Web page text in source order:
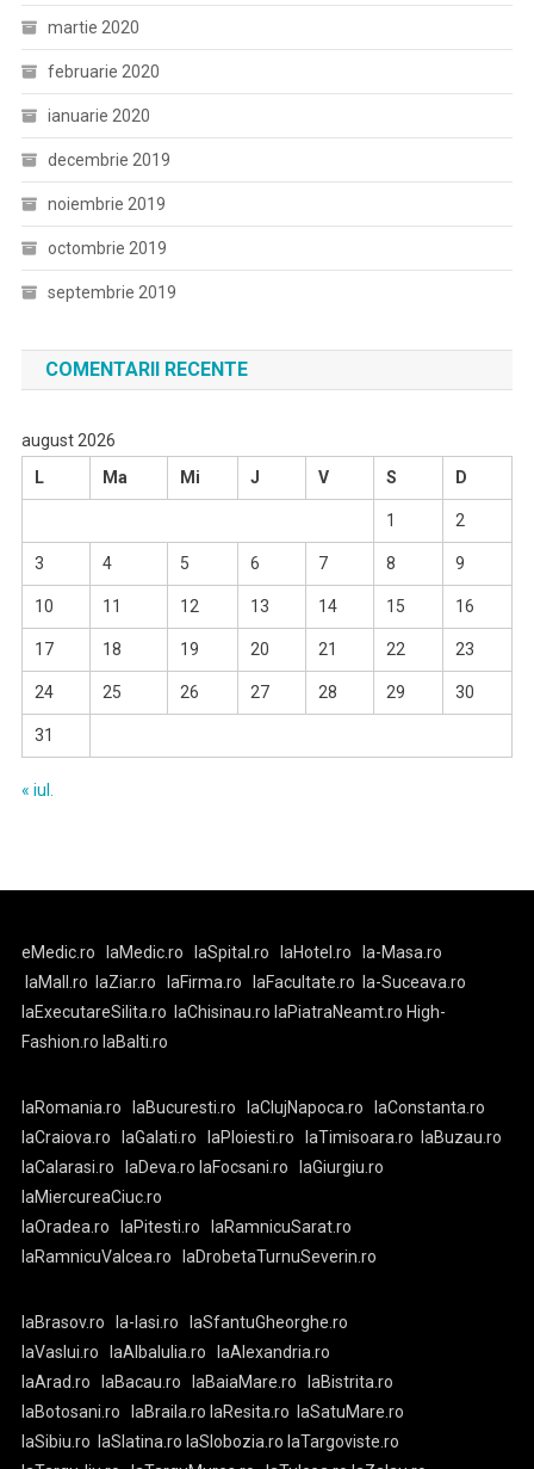
martie 2020
februarie 2020
ianuarie 2020
decembrie 2019
noiembrie 2019
octombrie 2019
septembrie 2019
COMENTARII RECENTE
august 2026
L
Ma Mi J V S D
1 2
3 4 5 6 7 8 9
10 11 12 13 14 15 16
17 18 19 20 21 22 23
24 25 26 27 28 29 30
31
« iul.
eMedic.ro laMedic.ro laSpital.ro laHotel.ro
la-Masa.ro
laMall.ro
laZiar.ro laFirma.ro laFacultate.ro
la-Suceava.ro
laExecutareSilita.ro
laChisinau.ro laPiatraNeamt.ro High-
Fashion.ro laBalti.ro
laRomania.ro laBucuresti.ro laClujNapoca.ro
laConstanta.ro
laCraiova.ro
laGalati.ro laPloiesti.ro laTimisoara.ro
laBuzau.ro
laCalarasi.ro
laDeva.ro laFocsani.ro
laGiurgiu.ro
laMiercureaCiuc.ro
laOradea.ro
laPitesti.ro
laRamnicuSarat.ro
laRamnicuValcea.ro
laDrobetaTurnuSeverin.ro
laBrasov.ro la-Iasi.ro
laSfantuGheorghe.ro
laVaslui.ro
laAlbaIulia.ro
laAlexandria.ro
laArad.ro
laBacau.ro laBaiaMare.ro
laBistrita.ro
laBotosani.ro
laBraila.ro laResita.ro
laSatuMare.ro
laSibiu.ro
laSlatina.ro laSlobozia.ro laTargoviste.ro